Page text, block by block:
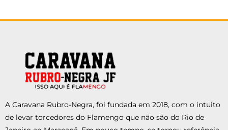
A Caravana Rubro-Negra, foi fundada em 2018, com o intuito
de levar torcedores do Flamengo que não são do Rio de